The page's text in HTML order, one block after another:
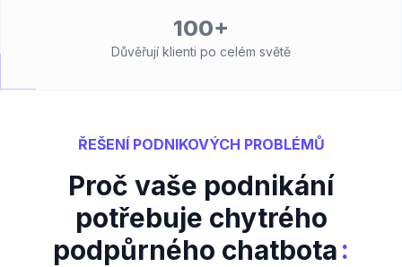
100+
Důvěřují klienti po celém světě
ŘEŠENÍ PODNIKOVÝCH PROBLÉMŮ
Proč vaše podnikání
potřebuje chytrého
podpůrného chatbota: